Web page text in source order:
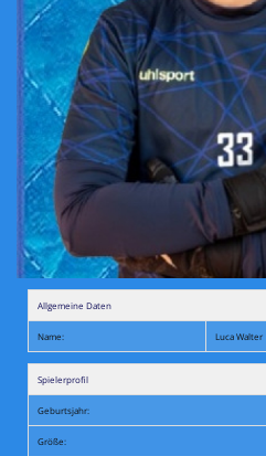
Öffnungszeiten Kantine
Allgemeine Daten
Name: Luca Walter
Spielerprofil
Geburtsjahr:
Größe: